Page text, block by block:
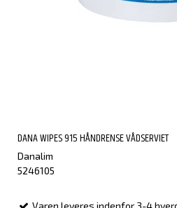
DANA WIPES 915 HÅNDRENSE VÅDSERVIET
Danalim
5246105
Varen leveres indenfor 3-4